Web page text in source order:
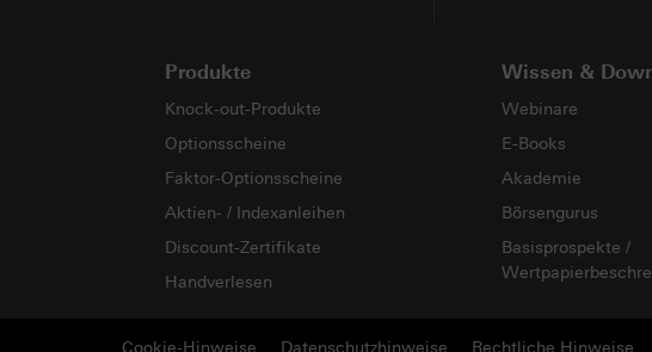
Produkte
Knock-out-Produkte
Optionsscheine
Faktor-Optionsscheine
Aktien- / Indexanleihen
Discount-Zertifikate
Handverlesen
Wissen &
Webinare
E-Books
Akademie
Börsengurus
Basisprospekte /
Cookie-Hinweise Datenschutzhinweise Rechtliche Hinweise